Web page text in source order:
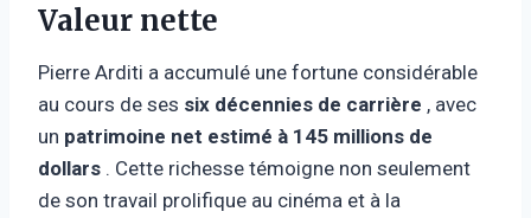
Valeur nette
Pierre Arditi a accumulé une fortune considérable
au cours de ses six décennies de carrière , avec
un patrimoine net estimé à 145 millions de
dollars . Cette richesse témoigne non seulement
de son travail prolifique au cinéma et à la